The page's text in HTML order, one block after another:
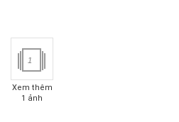
1
Xem thêm
1 ảnh